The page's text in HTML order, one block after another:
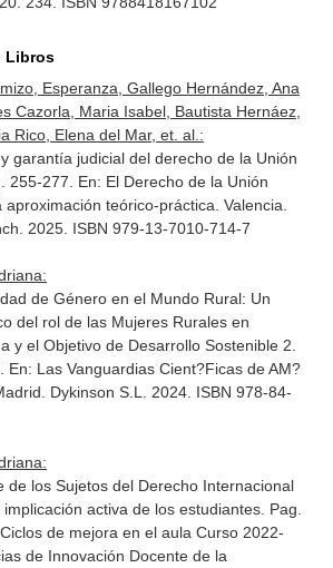
Libros
Esperanza, Gallego Hernández, Ana
Cazorla, Maria Isabel, Bautista Hernáez,
Rico, Elena del Mar, et. al.:
garantía judicial del derecho de la Unión
255-277. En: El Derecho de la Unión
aproximación teórico-práctica . Valencia.
2025. ISBN 979-13-7010-714-7
de Género en el Mundo Rural: Un
del rol de las Mujeres Rurales en
y el Objetivo de Desarrollo Sostenible 2.
En: Las Vanguardias Cient?Ficas de AM?
Dykinson S.L. 2024. ISBN 978-84-
de los Sujetos del Derecho Internacional
activa de los estudiantes. Pag.
de mejora en el aula Curso 2022-
de Innovación Docente de la